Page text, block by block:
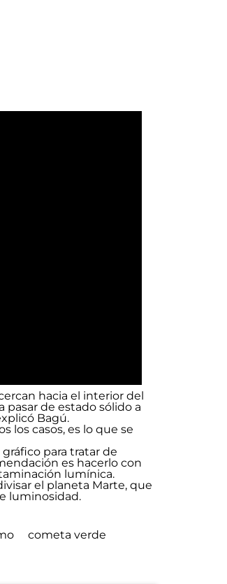
hacia el interior del
pasar de estado sólido a
Bagú.
los casos, es lo que se
para tratar de
es hacerlo con
lumínica.
el planeta Marte, que
luminosidad.
cometa verde